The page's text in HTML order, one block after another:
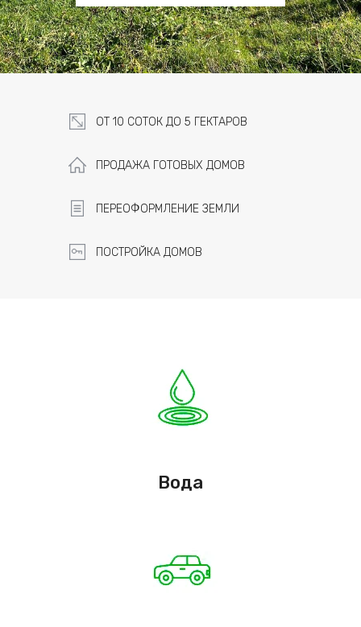
ОТ 10 СОТОК ДО 5 ГЕКТАРОВ
ПРОДАЖА ГОТОВЫХ ДОМОВ
ПЕРЕОФОРМЛЕНИЕ ЗЕМЛИ
ПОСТРОЙКА ДОМОВ
Вода